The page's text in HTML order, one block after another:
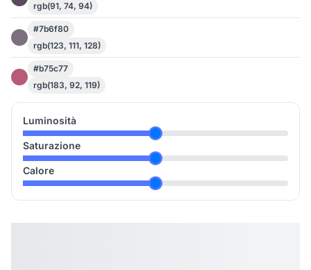
rgb(91, 74, 94)
#7b6f80
rgb(123, 111, 128)
#b75c77
rgb(183, 92, 119)
Luminosità
Saturazione
Calore